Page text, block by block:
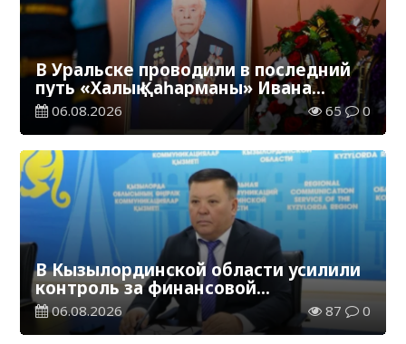
В Уральске проводили в последний
путь «Халық Қаһарманы» Ивана
Степановича Гапича
06.08.2026 65 0
В Кызылординской области усилили
контроль за финансовой
дисциплиной
06.08.2026 87 0